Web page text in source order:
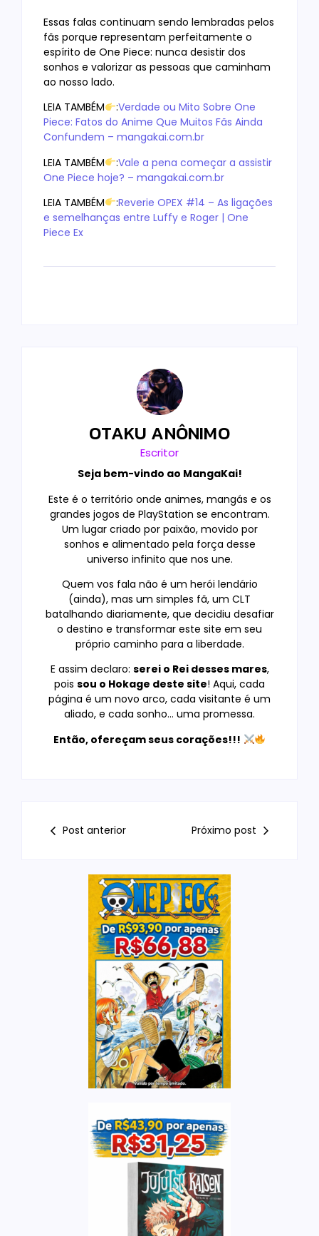
Essas falas continuam sendo lembradas pelos
fãs porque representam perfeitamente o
espírito de One Piece: nunca desistir dos
sonhos e valorizar as pessoas que caminham
ao nosso lado.
LEIA TAMBÉM
:Verdade ou Mito Sobre One
Piece: Fatos do Anime Que Muitos Fãs Ainda
Confundem – mangakai.com.br
LEIA TAMBÉM
:Vale a pena começar a assistir
One Piece hoje? – mangakai.com.br
LEIA TAMBÉM
:Reverie OPEX #14 – As ligações
e semelhanças entre Luffy e Roger | One
Piece Ex
OTAKU ANÔNIMO
Escritor
Seja bem-vindo ao MangaKai!
Este é o território onde animes, mangás e os
grandes jogos de PlayStation se encontram.
Um lugar criado por paixão, movido por
sonhos e alimentado pela força desse
universo infinito que nos une.
Quem vos fala não é um herói lendário
(ainda), mas um simples fã, um CLT
batalhando diariamente, que decidiu desafiar
o destino e transformar este site em seu
próprio caminho para a liberdade.
E assim declaro: serei o Rei desses mares,
pois sou o Hokage deste site! Aqui, cada
página é um novo arco, cada visitante é um
aliado, e cada sonho… uma promessa.
Então, ofereçam seus corações!!!
Post anterior Próximo post